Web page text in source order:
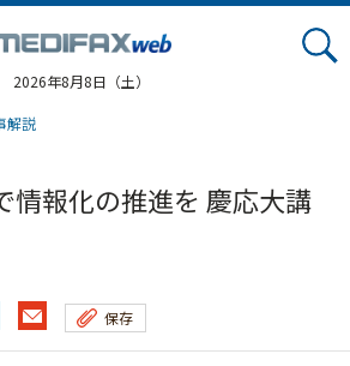
2026年8月8日（土）
解説
情報化の推進を 慶応大講
保存